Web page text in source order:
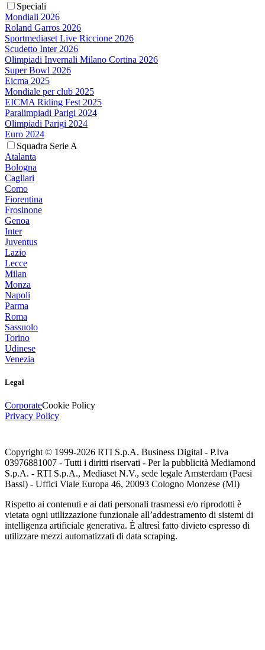
Speciali
Mondiali 2026
Roland Garros 2026
Sportmediaset Live Riccione 2026
Scudetto Inter 2026
Olimpiadi Invernali Milano Cortina 2026
Super Bowl 2026
Eicma 2025
Mondiale per club 2025
EICMA Riding Fest 2025
Paralimpiadi Parigi 2024
Olimpiadi Parigi 2024
Euro 2024
Squadra Serie A
Atalanta
Bologna
Cagliari
Como
Fiorentina
Frosinone
Genoa
Inter
Juventus
Lazio
Lecce
Milan
Monza
Napoli
Parma
Roma
Sassuolo
Torino
Udinese
Venezia
Legal
CorporateCookie Policy
Privacy Policy
Copyright © 1999-2026 RTI S.p.A. Business Digital - P.Iva
03976881007 - Tutti i diritti riservati - Per la pubblicità Mediamond
S.p.A. - RTI S.p.A., Mediaset N.V., sede legale Amsterdam (Paesi
Bassi) - Uffici Viale Europa 46, 20093 Cologno Monzese (MI)
Rispetto ai contenuti e ai dati personali trasmessi e/o riprodotti è
vietata ogni utilizzazione funzionale all’addestramento di sistemi di
intelligenza artificiale generativa. È altresì fatto divieto espresso di
utilizzare mezzi automatizzati di data scraping.